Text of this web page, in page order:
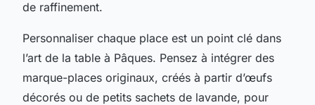
de raffinement.
Personnaliser chaque place est un point clé dans
l’art de la table à Pâques. Pensez à intégrer des
marque-places originaux, créés à partir d’œufs
décorés ou de petits sachets de lavande, pour